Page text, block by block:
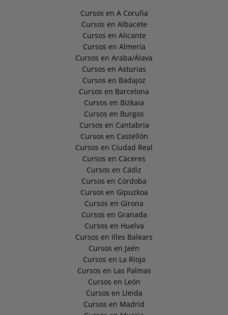
Cursos en A Coruña
Cursos en Albacete
Cursos en Alicante
Cursos en Almería
Cursos en Araba/Álava
Cursos en Asturias
Cursos en Badajoz
Cursos en Barcelona
Cursos en Bizkaia
Cursos en Burgos
Cursos en Cantabria
Cursos en Castellón
Cursos en Ciudad Real
Cursos en Cáceres
Cursos en Cádiz
Cursos en Córdoba
Cursos en Gipuzkoa
Cursos en Girona
Cursos en Granada
Cursos en Huelva
Cursos en Illes Balears
Cursos en Jaén
Cursos en La Rioja
Cursos en Las Palmas
Cursos en León
Cursos en Lleida
Cursos en Madrid